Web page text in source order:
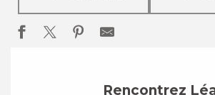
Rencontrez